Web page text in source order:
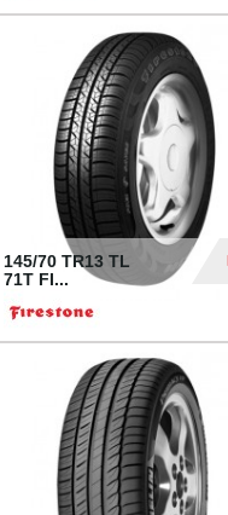
145/70 TR13 TL
71T FI...